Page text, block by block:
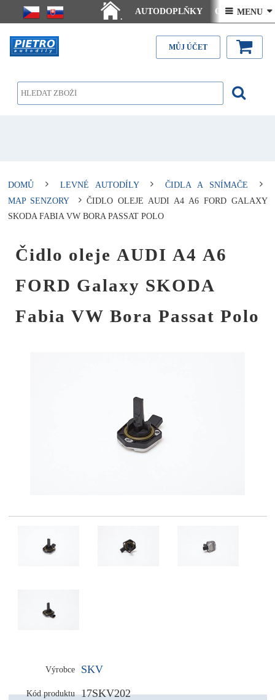
.
AUTODOPLŇKY Ceny doručení
Články - návody Kontakt
 MENU 
MŮJ ÚČET
DOMŮ LEVNÉ AUTODÍLY
ČIDLA A SNÍMAČE
MAP SENZORY
ČIDLO OLEJE AUDI A4 A6 FORD GALAXY
SKODA FABIA VW BORA PASSAT POLO
Čidlo oleje AUDI A4 A6
FORD Galaxy SKODA
Fabia VW Bora Passat Polo
Výrobce SKV
Kód produktu 17SKV202